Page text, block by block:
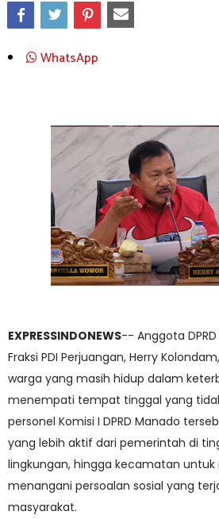
WhatsApp
EXPRESSINDONEWS-- Anggota
Fraksi PDI Perjuangan, Herry
warga yang masih hidup dalam
menempati tempat tinggal yang
personel Komisi I DPRD Manado
yang lebih aktif dari pemerintah di
lingkungan, hingga kecamatan
menangani persoalan sosial yang
masyarakat.